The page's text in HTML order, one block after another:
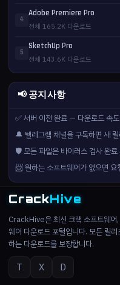
4
Adobe Premiere Pro
전체 165.2K 다운로드
5
SketchUp Pro
전체 143.6K 다운로드
📢 공지사항
✅ 서버 이전 완료 — 다운로드 속
🔔 텔레그램 채널을 구독하면 새
🛡️ 모든 파일은 바이러스 검사 완료
📨 원하는 소프트웨어가 없으면 요
CrackHive
CrackHive은 최신 크랙 소프트웨어
웨어 다운로드 포털입니다. 모든 릴
하는 다운로드를 보장합니다.
T X D